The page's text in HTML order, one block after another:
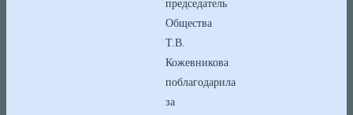
председатель
Общества
Т.В.
Кожевникова
поблагодарила
за